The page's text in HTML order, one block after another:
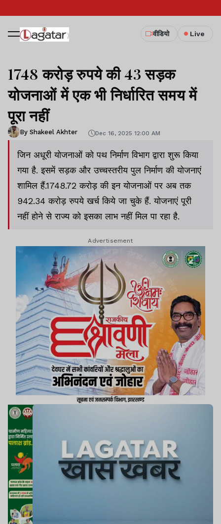
वीडियो Live
1748 करोड़ रुपये की 43 सड़क
योजनाओं में एक भी निर्धारित समय में
पूरा नहीं
By Shakeel Akhter Dec 16, 2025 12:00 AM
जिन अधूरी योजनाओं को पथ निर्माण विभाग द्वारा शुरू किया
गया है. इसमें सड़क और उच्चस्तरीय पुल निर्माण की योजनाएं
शामिल हैं.1748.72 करोड़ की इन योजनाओं पर अब तक
942.34 करोड़ रुपये खर्च किये जा चुके हैं. योजनाएं पूरी
नहीं होने से राज्य को इसका लाभ नहीं मिल पा रहा है.
Advertisement